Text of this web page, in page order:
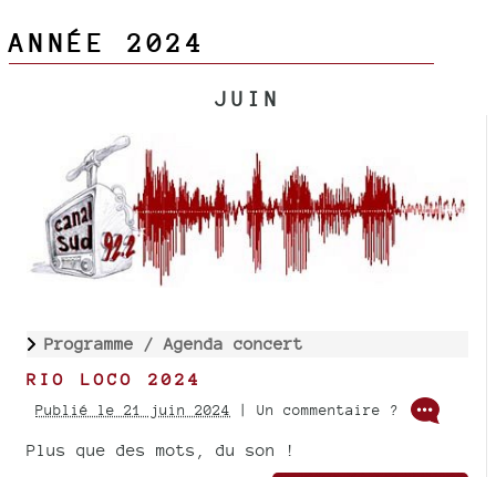
ANNÉE 2024
JUIN
Programme /Agenda concert
RIO LOCO 2024
Publié le 21 juin 2024 | Un commentaire ?
Plus que des mots, du son !